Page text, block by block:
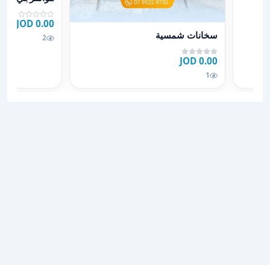
عرض تفاصيل سخانات شمسية
سخانات شمسية
0.00 JOD
1
0.00 JOD
2